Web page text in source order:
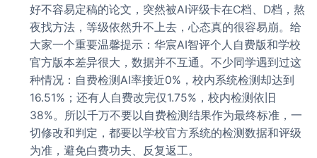
好不容易定稿的论文，突然被AI评级卡在C档、D档，熬
夜找方法，等级依然升不上去，心态真的很容易崩。给
大家一个重要温馨提示：华宸AI智评个人自费版和学校
官方版本差异很大，数据并不互通。不少同学遇到过这
种情况：自费检测AI率接近0%，校内系统检测却达到
16.51%；还有人自费改完仅1.75%，校内检测依旧
38%。所以千万不要以自费检测结果作为最终标准，一
切修改和判定，都要以学校官方系统的检测数据和评级
为准，避免白费功夫、反复返工。